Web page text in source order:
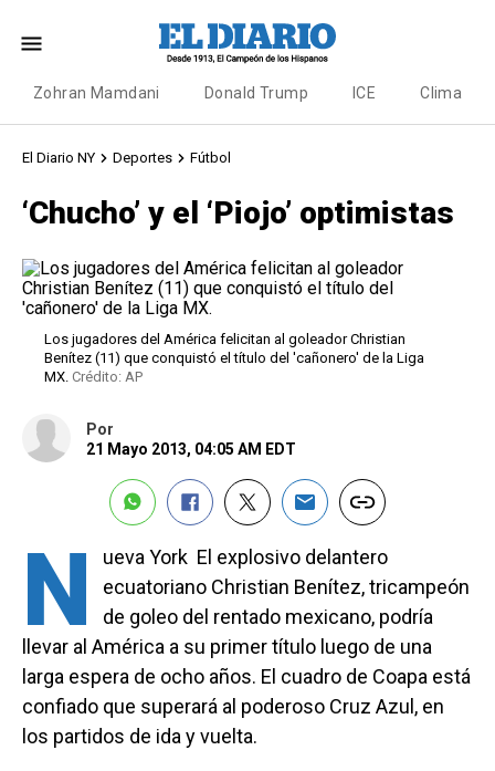
Zohran Mamdani Donald Trump ICE Clima
El Diario NY Deportes Fútbol
‘Chucho’ y el ‘Piojo’ optimistas
Los jugadores del América felicitan al goleador Christian
Benítez (11) que conquistó el título del 'cañonero' de la Liga
MX. Crédito: AP
Por
21 Mayo 2013, 04:05 AM EDT
N
ueva York  El explosivo delantero
ecuatoriano Christian Benítez, tricampeón
de goleo del rentado mexicano, podría
llevar al América a su primer título luego de una
larga espera de ocho años. El cuadro de Coapa está
confiado que superará al poderoso Cruz Azul, en
los partidos de ida y vuelta.